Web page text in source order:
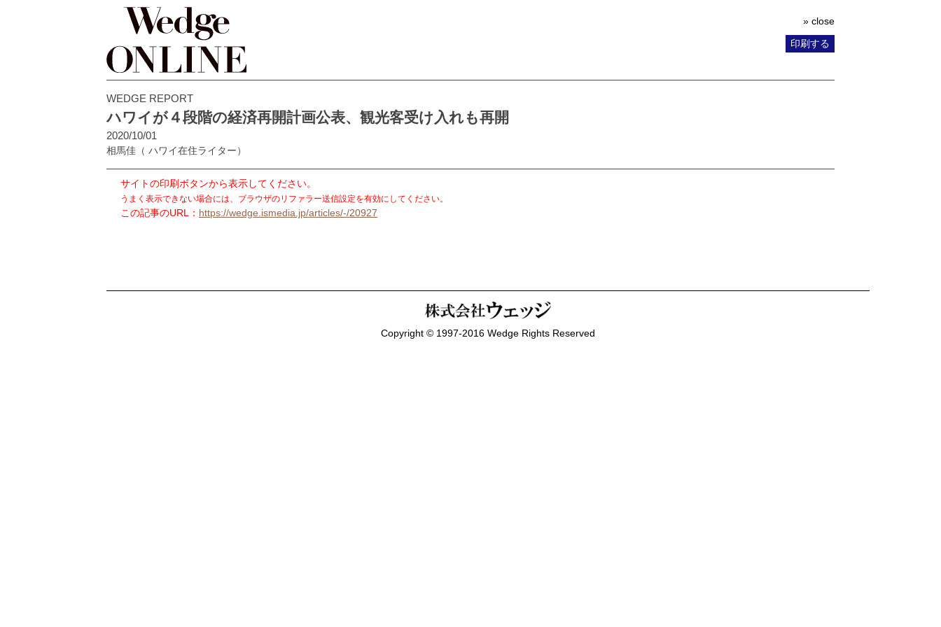
» close
印刷する
WEDGE REPORT
ハワイが４段階の経済再開計画公表、観光客受け入れも再開
2020/10/01
相馬佳 （ ハワイ在住ライター）
サイトの印刷ボタンから表示してください。
うまく表示できない場合には、ブラウザのリファラー送信設定を有効にしてください。
この記事のURL： https://wedge.ismedia.jp/articles/-/20927
Copyright © 1997-2016 Wedge Rights Reserved